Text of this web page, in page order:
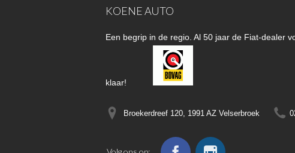
KOENE AUTO
Een begrip in de regio. Al 50 jaar de Fiat-dealer
klaar!
Broekerdreef 120, 1991 AZ Velserbroek